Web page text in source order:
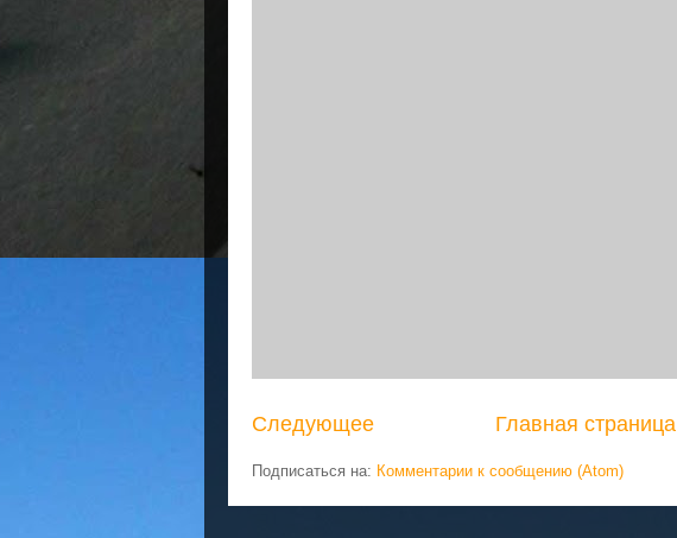
Следующее Главная страница
Подписаться на: Комментарии к сообщению (Atom)